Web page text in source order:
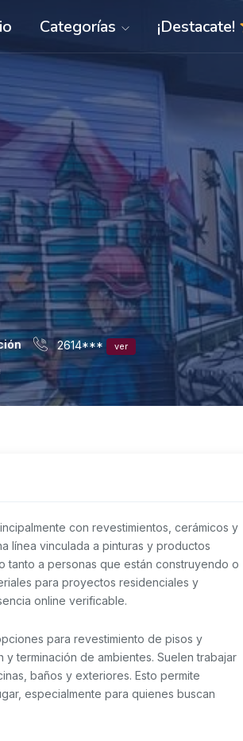
Categorías ¡Destacate!
2614*** ver
con revestimientos, cerámicos y
línea vinculada a pinturas y productos
tanto a personas que están construyendo o
para proyectos residenciales y
online verificable.
para revestimiento de pisos y
terminación de ambientes. Suelen trabajar
baños y exteriores. Esto permite
especialmente para quienes buscan